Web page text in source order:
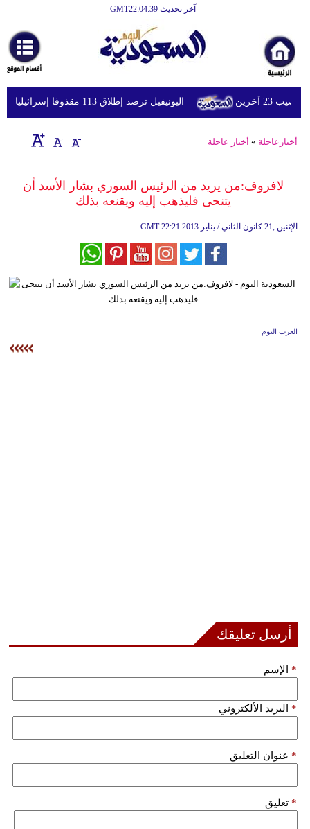
آخر تحديث GMT22:04:39
أخبارعاجلة
رياضة
ثقافة
إقتصاد
وموسيقى
ديكور
فيديو
اليونيفيل ترصد إطلاق 113 مقذوفا إسرائيليا على لبنان خلال يوم واحد
أخبارعاجلة » أخبار عاجلة
لافروف:من يريد من الرئيس السوري بشار الأسد أن
يتنحى فليذهب إليه ويقنعه بذلك
GMT 22:21 2013 الإثنين ,21 كانون الثاني / يناير
العرب اليوم
أرسل تعليقك
الإسم *
البريد الألكتروني *
عنوان التعليق *
تعليق *